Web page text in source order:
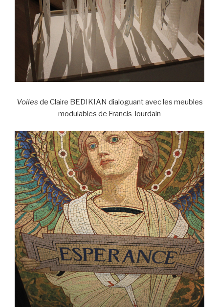
Voiles de Claire BEDIKIAN dialoguant avec les meubles
modulables de Francis Jourdain